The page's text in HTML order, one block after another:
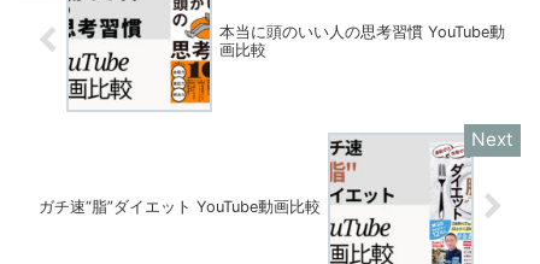
本当に頭のいい人の思考習慣 YouTube動
画比較
ガチ速“脂”ダイエット YouTube動画比較